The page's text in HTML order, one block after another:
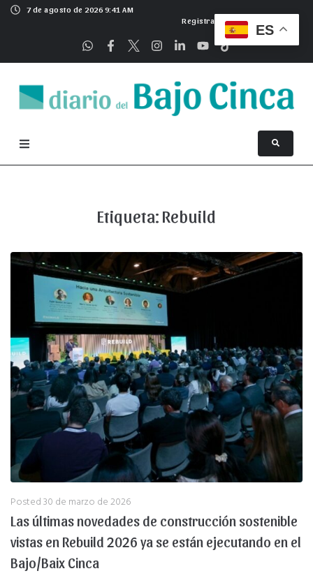
7 de agosto de 2026 9:41 AM
Registrarse
Etiqueta: Rebuild
Posted30 de marzo de 2026
Las últimas novedades de construcción sostenible
vistas en Rebuild 2026 ya se están ejecutando en el
Bajo/Baix Cinca
ES